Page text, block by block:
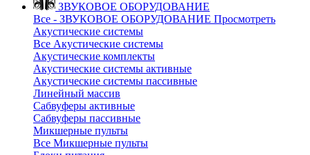
ЗВУКОВОЕ ОБОРУДОВАНИЕ
Все - ЗВУКОВОЕ ОБОРУДОВАНИЕ Просмотреть
Акустические системы
Все Акустические системы
Акустические комплекты
Акустические системы активные
Акустические системы пассивные
Линейный массив
Сабвуферы активные
Сабвуферы пассивные
Микшерные пульты
Все Микшерные пульты